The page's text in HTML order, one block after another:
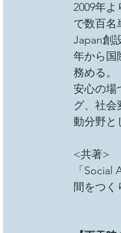
2009年
で数百名
Japan創
年から国
務める。
安心の場
グ、社会
動分野と
<共著>
「
間をつく